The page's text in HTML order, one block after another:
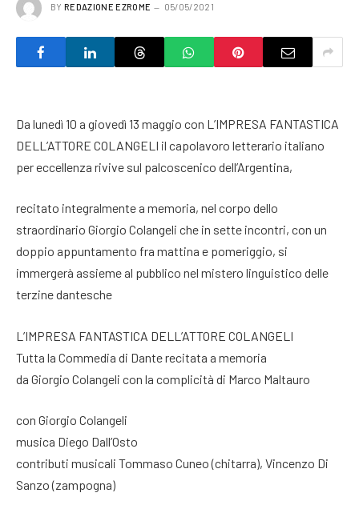
BY REDAZIONE EZROME 05/05/2021
Da lunedì 10 a giovedì 13 maggio con L’IMPRESA FANTASTICA
DELL’ATTORE COLANGELI il capolavoro letterario italiano
per eccellenza rivive sul palcoscenico dell’Argentina,
recitato integralmente a memoria, nel corpo dello
straordinario Giorgio Colangeli che in sette incontri, con un
doppio appuntamento fra mattina e pomeriggio, si
immergerà assieme al pubblico nel mistero linguistico delle
terzine dantesche
L’IMPRESA FANTASTICA DELL’ATTORE COLANGELI
Tutta la Commedia di Dante recitata a memoria
da Giorgio Colangeli con la complicità di Marco Maltauro
con Giorgio Colangeli
musica Diego Dall’Osto
contributi musicali Tommaso Cuneo (chitarra), Vincenzo Di
Sanzo (zampogna)